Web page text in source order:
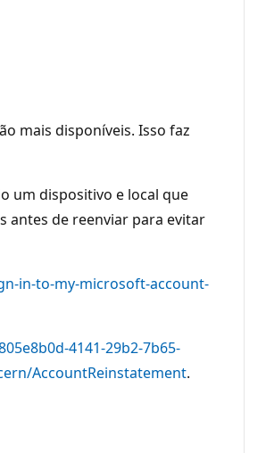
mais disponíveis. Isso faz
um dispositivo e local que
antes de reenviar para evitar
in-to-my-microsoft-account-
4141-29b2-7b65-
AccountReinstatement.